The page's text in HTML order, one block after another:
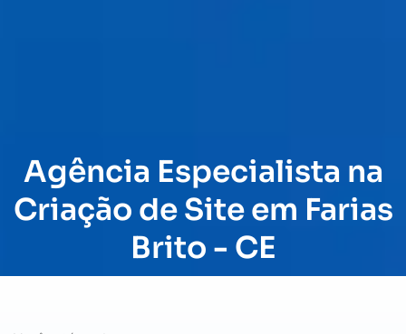
Agência Especialista na
Criação de Site em Farias
Brito - CE